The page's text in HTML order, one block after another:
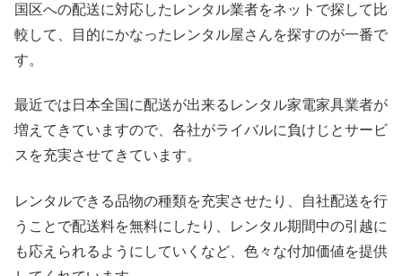
国区への配送に対応したレンタル業者をネットで探して比
較して、目的にかなったレンタル屋さんを探すのが一番で
す。
最近では日本全国に配送が出来るレンタル家電家具業者が
増えてきていますので、各社がライバルに負けじとサービ
スを充実させてきています。
レンタルできる品物の種類を充実させたり、自社配送を行
うことで配送料を無料にしたり、レンタル期間中の引越に
も応えられるようにしていくなど、色々な付加価値を提供